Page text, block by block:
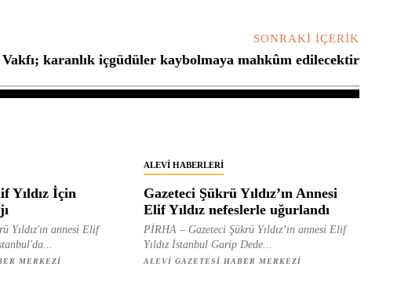
SONRAKI İÇERIK
karanlık içgüdüler kaybolmaya mahkûm edilecektir
Yıldız İçin
Yıldız'ın annesi Elif
MERKEZI
ALEVI HABERLERI
Gazeteci Şükrü Yıldız’ın Annesi
Elif Yıldız nefeslerle uğurlandı
PİRHA – Gazeteci Şükrü Yıldız’ın annesi Elif
Yıldız İstanbul Garip Dede...
ALEVI GAZETESI HABER MERKEZI